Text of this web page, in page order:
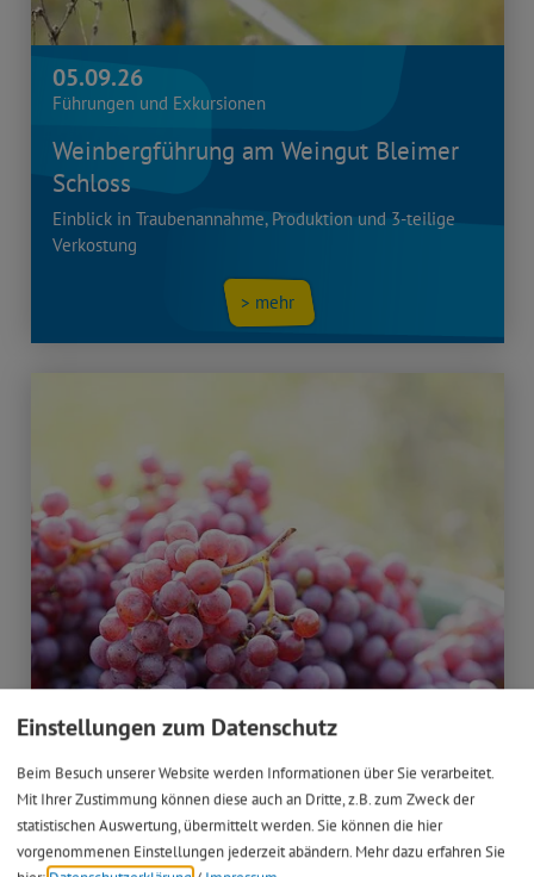
05.09.26
Führungen und Exkursionen
Weinbergführung am Weingut Bleimer
Schloss
Einblick in Traubenannahme, Produktion und 3-teilige
Verkostung
> mehr
Einstellungen zum Datenschutz
Beim Besuch unserer Website werden Informationen über Sie verarbeitet.
Mit Ihrer Zustimmung können diese auch an Dritte, z.B. zum Zweck der
statistischen Auswertung, übermittelt werden. Sie können die hier
vorgenommenen Einstellungen jederzeit abändern. Mehr dazu erfahren Sie